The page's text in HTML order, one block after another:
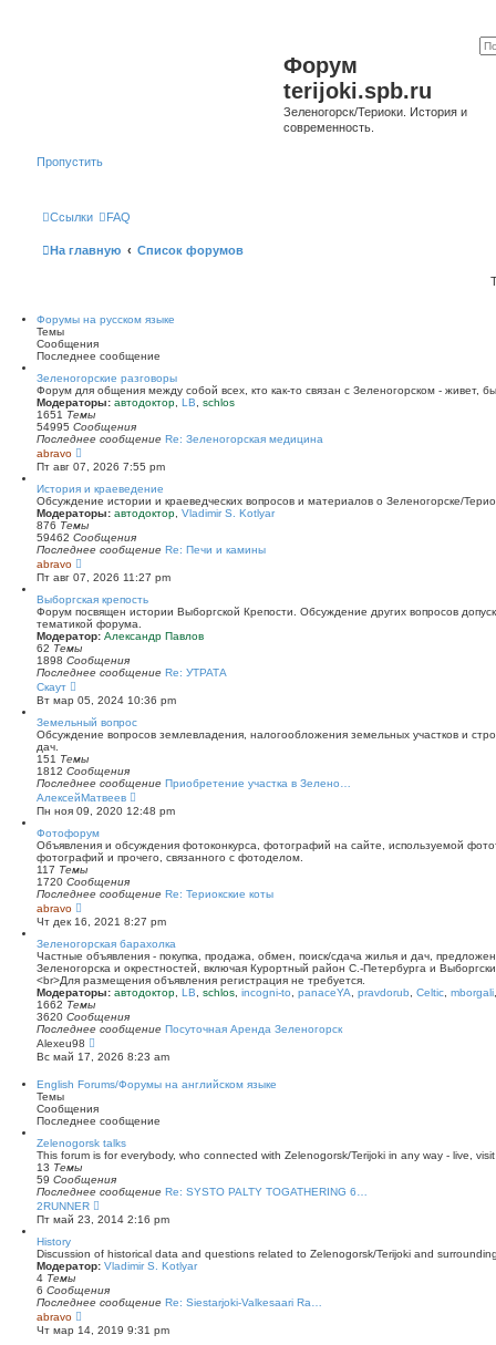
Форум
terijoki.spb.ru
Зеленогорск/Териоки. История и
современность.
Пропустить
Ссылки FAQ
На главную Список форумов
Форумы на русском языке
Темы
Сообщения
Последнее сообщение
Зеленогорские разговоры
Форум для общения между собой всех, кто как-то связан с Зеленогорском - живет,
Модераторы: автодоктор LB
schlos
1651 Темы
54995 Сообщения
Последнее сообщение Re: Зеленогорская медицина
abravo
е
р
е
й
т
и
к
п
с
л
е
д
н
е
м
у
с
б
е
н
ю
Пт авг 07, 2026 7:55 pm
История и краеведение
Обсуждение истории и краеведческих вопросов и материалов о Зеленогорске/
Модераторы: автодоктор Vladimir S. Kotlyar
876 Темы
59462 Сообщения
Последнее сообщение Re: Печи и камины
abravo
е
р
е
й
т
и
к
п
о
л
е
д
н
м
у
с
о
о
б
е
н
и
ю
Пт авг 07, 2026 11:27 pm
Выборгская крепость
Форум посвящен истории Выборгской Крепости. Обсуждение других вопросов
тематикой форума.
Модератор: Александр Павлов
62 Темы
1898 Сообщения
Последнее сообщение Re: УТРАТА
Скаут
е
р
е
й
т
и
к
п
о
с
л
е
д
н
е
м
у
с
о
о
щ
е
н
и
ю
Вт мар 05, 2024 10:36 pm
Земельный вопрос
Обсуждение вопросов землевладения, налогообложения земельных участков и
дач.
151 Темы
1812 Сообщения
Последнее сообщение Приобретение участка в Зелено…
АлексейМатвеев
е
р
й
т
п
с
л
е
д
н
е
м
у
о
щ
н
Пн ноя 09, 2020 12:48 pm
Фотофорум
Объявления и обсуждения фотоконкурса, фотографий на сайте, используемой
фотографий и прочего, связанного с фотоделом.
117 Темы
1720 Сообщения
Последнее сообщение Re: Териокские коты
abravo
е
р
е
й
т
и
к
п
о
с
л
е
д
е
у
с
о
б
щ
е
н
и
ю
Чт дек 16, 2021 8:27 pm
Зеленогорская барахолка
Частные объявления - покупка, продажа, обмен, поиск/сдача жилья и дач,
Зеленогорска и окрестностей, включая Курортный район С.-Петербурга и
<br>Для размещения объявления регистрация не требуется.
Модераторы: автодоктор LB schlos incogni-to panaceYA pravdorub Celtic mborgali
1662 Темы
3620 Сообщения
Последнее сообщение Посуточная Аренда Зеленогорск
Alexeu98
е
р
й
и
к
п
о
с
е
д
н
е
с
о
б
щ
н
Вс май 17, 2026 8:23 am
English Forums/Форумы на английском языке
Темы
Сообщения
Последнее сообщение
Zelenogorsk talks
This forum is for everybody, who connected with Zelenogorsk/Terijoki in any way - live,
13 Темы
59 Сообщения
Последнее сообщение Re: SYSTO PALTY TOGATHERING 6…
2RUNNER
е
р
й
т
к
п
с
л
Пт май 23, 2014 2:16 pm
History
Discussion of historical data and questions related to Zelenogorsk/Terijoki and
Модератор: Vladimir S. Kotlyar
4 Темы
6 Сообщения
Последнее сообщение Re: Siestarjoki-Valkesaari Ra…
abravo
е
р
Чт мар 14, 2019 9:31 pm